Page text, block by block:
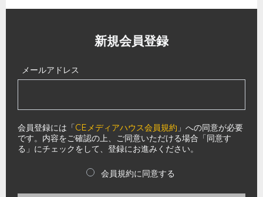
新規会員登録
メールアドレス
会員登録には「CEメディアハウス会員規約 」への同意が必要
です。内容をご確認の上、ご同意いただける場合「同意す
る」にチェックをして、登録にお進みください。
会員規約に同意する